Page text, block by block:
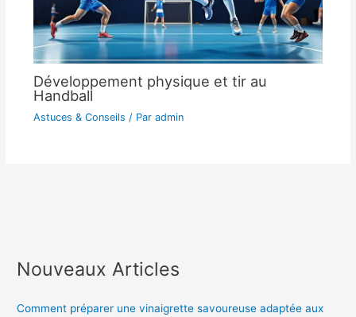
Développement physique et tir au
Handball
Astuces & Conseils / Par admin
Nouveaux Articles
Comment préparer une vinaigrette savoureuse adaptée aux